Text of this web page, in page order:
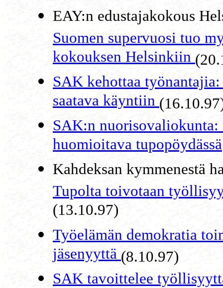
EAY:n edustajakokous
Suomen supervuosi tuo
kokouksen Helsinkiin
SAK kehottaa
saatava käyntiin
SAK:n nuorisovaliokunta:
huomioitava tupopöydässä
Kahdeksan kymmenestä
Tupolta toivotaan
(13.10.97)
Työelämän demokratia
jäsenyyttä(8.10.97)
SAK tavoittelee